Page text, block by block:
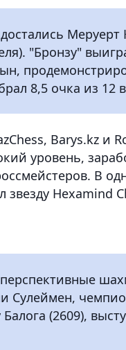
Меруерт
"Бронзу"
8,5 очка из 12
Barys.kz и
уровень,
В
Hexamind
Сулеймен,
(2609),